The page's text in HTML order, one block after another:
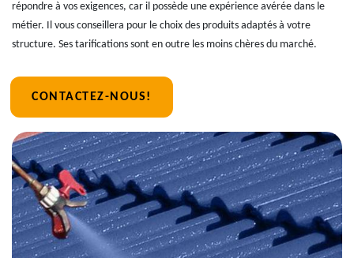
répondre à vos exigences, car il possède une expérience avérée dans le
métier. Il vous conseillera pour le choix des produits adaptés à votre
structure. Ses tarifications sont en outre les moins chères du marché.
CONTACTEZ-NOUS!